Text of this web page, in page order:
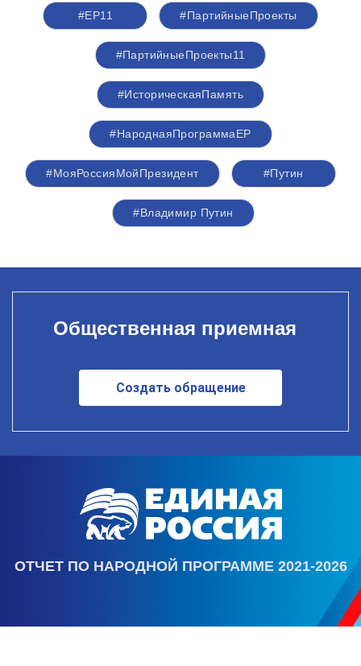
#ЕР11 #ПартийныеПроекты
#ПартийныеПроекты11
#ИсторическаяПамять
#НароднаяПрограммаЕР
#МояРоссияМойПрезидент #Путин
#Владимир Путин
Общественная приемная
Создать обращение
ОТЧЕТ ПО НАРОДНОЙ ПРОГРАММЕ 2021-2026